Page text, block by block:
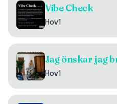
Vibe Check
Hov1
Jag önskar jag
Hov1